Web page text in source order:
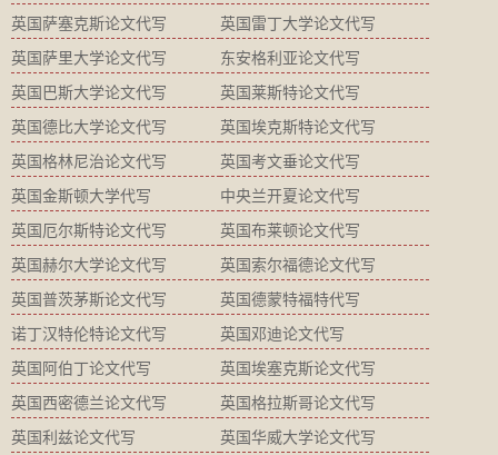
英国萨塞克斯论文代写 英国雷丁大学论文代写
英国萨里大学论文代写 东安格利亚论文代写
英国巴斯大学论文代写 英国莱斯特论文代写
英国德比大学论文代写 英国埃克斯特论文代写
英国格林尼治论文代写 英国考文垂论文代写
英国金斯顿大学代写 中央兰开夏论文代写
英国厄尔斯特论文代写 英国布莱顿论文代写
英国赫尔大学论文代写 英国索尔福德论文代写
英国普茨茅斯论文代写 英国德蒙特福特代写
诺丁汉特伦特论文代写 英国邓迪论文代写
英国阿伯丁论文代写 英国埃塞克斯论文代写
英国西密德兰论文代写 英国格拉斯哥论文代写
英国利兹论文代写 英国华威大学论文代写